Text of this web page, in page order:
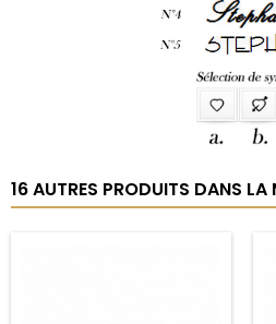
16 AUTRES PRODUITS DANS LA